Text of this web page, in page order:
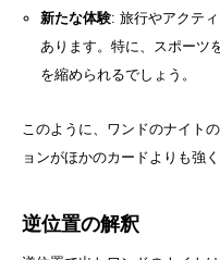
新たな体験: 旅行やアクテ
あります。特に、スポーツ
を縮められるでしょう。
このように、ワンドのナイト
ョンがほかのカードよりも強
逆位置の解釈